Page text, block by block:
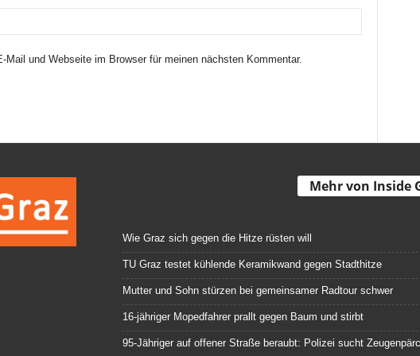
Mail und Webseite im Browser für meinen nächsten Kommentar.
Mehr von Inside
Wie Graz sich gegen die Hitze rüsten will
TU Graz testet kühlende Keramikwand gegen Stadthitze
Mutter und Sohn stürzen bei gemeinsamer Radtour schwer
16-jähriger Mopedfahrer prallt gegen Baum und stirbt
95-Jähriger auf offener Straße beraubt: Polizei sucht